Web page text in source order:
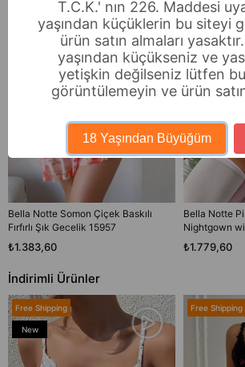
Bella Notte Somon Çiçek Baskılı
Fırfırlı Şık Gecelik 15957
₺1.383,60
Bella Notte
Nightgown
₺1.779,60
İndirimli Ürünler
Free Shipping
New
Free Shipping
T.C.K.' nın 226. Maddesi
yaşından küçüklerin bu siteyi
ürün satın almaları
yaşından küçükseniz ve
yetişkin değilseniz lütfen
görüntülemeyin ve ürün
18 Yaşından Büyüğüm